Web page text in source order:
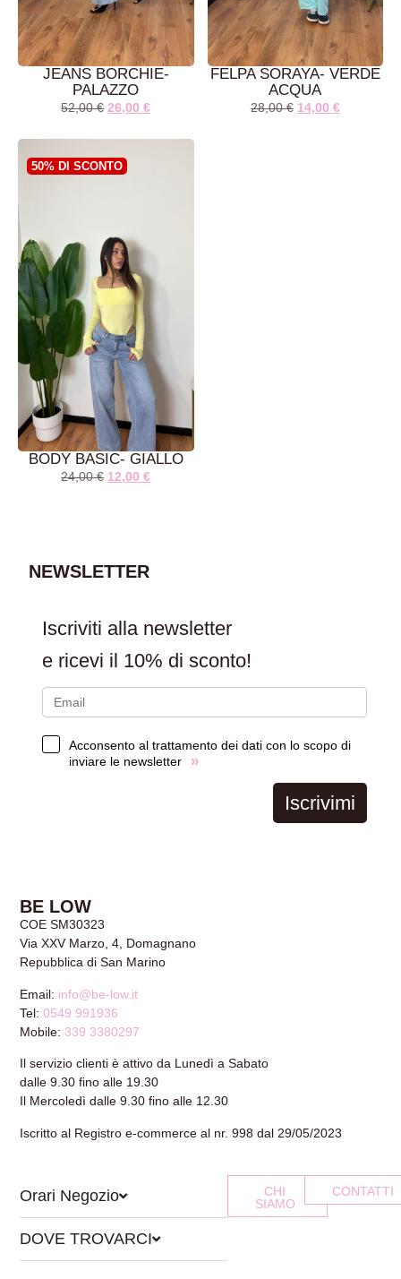
JEANS BORCHIE-
PALAZZO
52,00€ 26,00€
FELPA SORAYA- VERDE
ACQUA
28,00€ 14,00 €
50% DI SCONTO
BODY BASIC- GIALLO
24,00€ 12,00€
NEWSLETTER
Iscriviti alla newsletter
e ricevi il 10% di sconto!
Acconsento al trattamento dei dati con lo scopo di
inviare le newsletter
»
Iscrivimi
BE LOW
COE SM30323
Via XXV Marzo, 4, Domagnano
Repubblica di San Marino
Email: info@be-low.it
Tel:0549 991936
Mobile: 339 3380297
Il servizio clienti è attivo da Lunedì a Sabato
dalle 9.30 fino alle 19.30
Il Mercoledì dalle 9.30 fino alle 12.30
Iscritto al Registro e-commerce al nr. 998 dal 29/05/2023
Orari Negozio
DOVE TROVARCI
CHI
SIAMO
CONTATTI